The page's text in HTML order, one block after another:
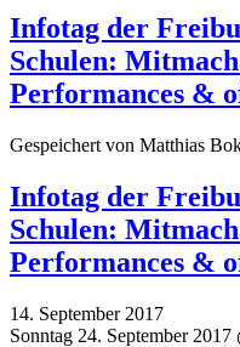
Infotag der
Schulen:
Performances &
Gespeichert von Matthias
Infotag der
Schulen:
Performances &
14. September 2017
Sonntag 24. September